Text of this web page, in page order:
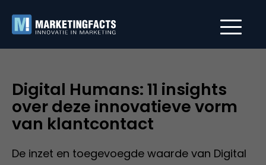
Digital Humans: 11 insights
over deze innovatieve vorm
van klantcontact
De inzet en toegevoegde waarde van Digital